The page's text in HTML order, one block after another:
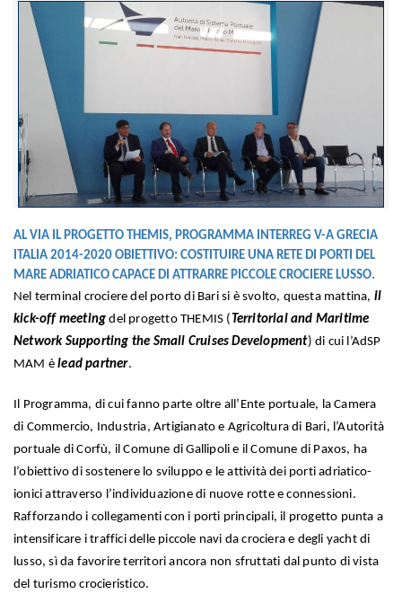
AL VIA IL PROGETTO THEMIS, PROGRAMMA INTERREG V-A GRECIA
ITALIA 2014-2020 OBIETTIVO: COSTITUIRE UNA RETE DI PORTI DEL
MARE ADRIATICO CAPACE DI ATTRARRE PICCOLE CROCIERE LUSSO.
Nel terminal crociere del porto di Bari si è svolto, questa mattina, il
kick-off meeting del progetto THEMIS ( Territorial and Maritime
Network Supporting the Small Cruises Development) di cui l’AdSP
MAM èlead partner.
Il Programma, di cui fanno parte oltre all’Ente portuale, la Camera
di Commercio, Industria, Artigianato e Agricoltura di Bari, l’Autorità
portuale di Corfù, il Comune di Gallipoli e il Comune di Paxos, ha
l’obiettivo di sostenere lo sviluppo e le attività dei porti adriatico-
ionici attraverso l’individuazione di nuove rotte e connessioni.
Rafforzando i collegamenti con i porti principali, il progetto punta a
intensificare i traffici delle piccole navi da crociera e degli yacht di
lusso, sì da favorire territori ancora non sfruttati dal punto di vista
del turismo crocieristico.